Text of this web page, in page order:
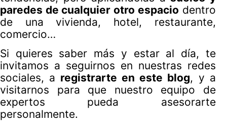
paredes de cualquier otro espacio dentro
de una vivienda, hotel, restaurante,
comercio…
Si quieres saber más y estar al día, te
invitamos a seguirnos en nuestras redes
sociales, a registrarte en este blog, y a
visitarnos para que nuestro equipo de
expertos pueda asesorarte
personalmente.